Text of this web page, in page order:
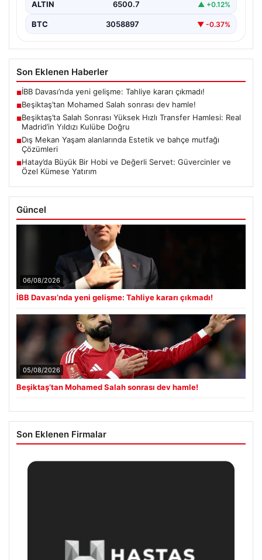
ALTIN 6500.7 ▲ +0.12%
BTC 3058897 ▼ -0.37%
Son Eklenen Haberler
■İBB Davası’nda yeni gelişme: Tahliye kararı çıkmadı!
■Beşiktaş’tan Mohamed Salah sonrası dev hamle!
■Beşiktaş’ta Salah Sonrası Yüksek Hızlı Transfer Hamlesi: Real
Madrid’in Yıldızı Kulübe Doğru
■Dış Mekan Yaşam alanlarında Estetik ve bahçe mutfağı
Çözümleri
■Hatay’da Büyük Bir Hobi ve Değerli Servet: Güvercinler ve
Özel Kümese Yatırım
Güncel
06/08/2026
İBB Davası’nda yeni gelişme: Tahliye kararı çıkmadı!
05/08/2026
Beşiktaş’tan Mohamed Salah sonrası dev hamle!
Son Eklenen Firmalar